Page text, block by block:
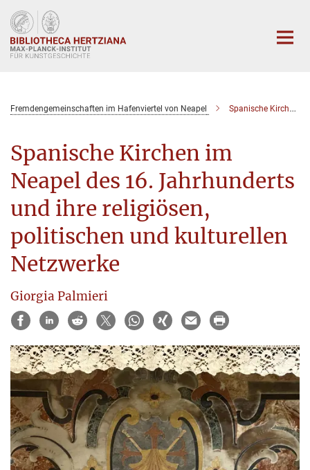
Hauptinhalt
Fremdengemeinschaften im Hafenviertel von Neapel Spanische Kirchen im Neapel des 16. Jahrhunderts und ihre religiösen, politischen und kulturellen Netzwerke
Spanische Kirchen im
Neapel des 16. Jahrhunderts
und ihre religiösen,
politischen und kulturellen
Netzwerke
Giorgia Palmieri